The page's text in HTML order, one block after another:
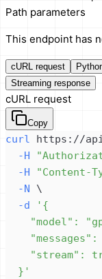
Path parameters
This endpoint has
cURL request
Streaming response
cURL request
Copy
curl https://
-H
-H
"Content-
-N
\
-d
  }'